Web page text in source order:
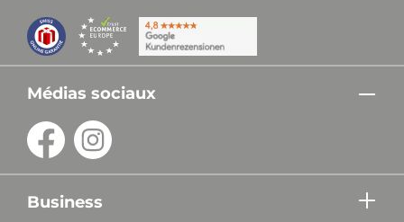
Médias sociaux
Business